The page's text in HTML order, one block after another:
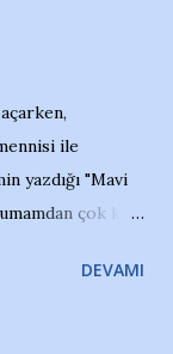
ile
yazdığı "Mavi
çok kısa
DEVAMI